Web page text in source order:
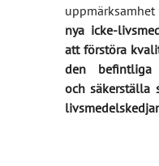
uppmärksamhet
nya icke-
att förstöra
den befintliga
och säkerställa